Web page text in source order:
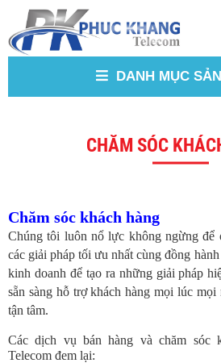
DANH MỤC
CHĂM SÓC
Chăm sóc khách hàng
Chúng tôi luôn nổ lực không ngừng để
các giải pháp tối ưu nhất cùng đồng
kinh doanh để tạo ra những giải pháp
sẵn sàng hỗ trợ khách hàng mọi lúc
tận tâm.
Các dịch vụ bán hàng và chăm sóc
Telecom đem lại: